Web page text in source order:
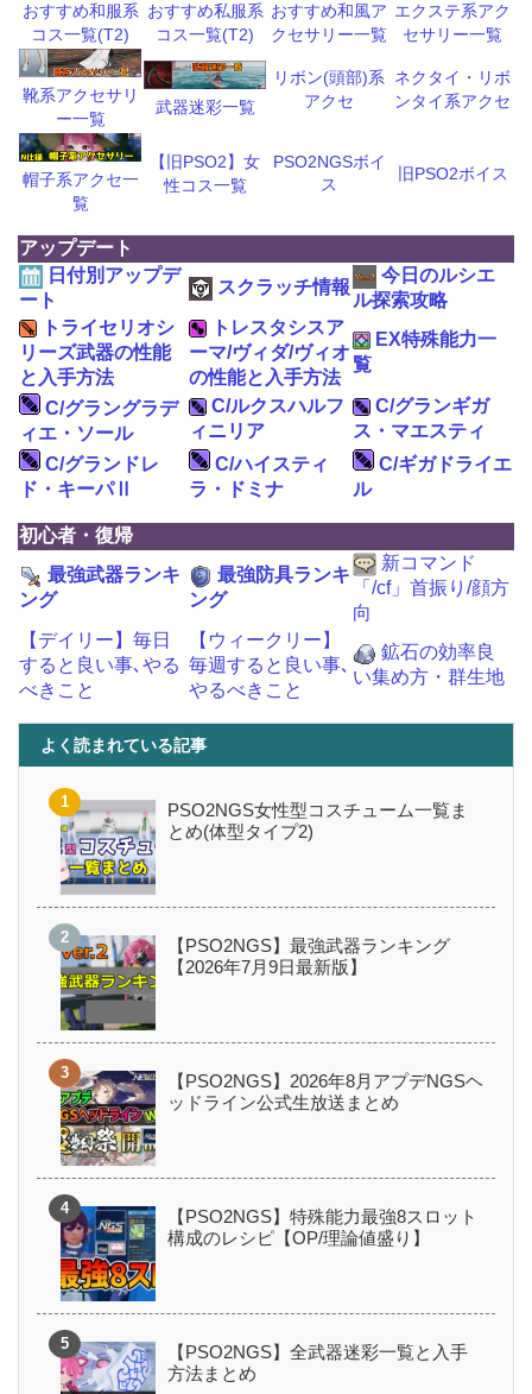
おすすめ和服系
コス一覧(T2)
おすすめ私服系
コス一覧(T2)
おすすめ和風ア
クセサリー一覧
エクステ系アク
セサリー一覧
靴系アクセサリ
ー一覧
武器迷彩一覧
リボン(頭部)系
アクセ
ネクタイ・リボ
ンタイ系アクセ
帽子系アクセ一
覧
【旧PSO2】女
性コス一覧
PSO2NGSボイ
ス
旧PSO2ボイス
アップデート
日付別アップデ
ート
スクラッチ情報
今日のルシエ
ル探索攻略
トライセリオシ
リーズ武器の性能
と入手方法
トレスタシスア
ーマ/ヴィダ/ヴィオ
の性能と入手方法
EX特殊能力一
覧
C/グラングラデ
ィエ・ソール
C/ルクスハルフ
ィニリア
C/グランギガ
ス・マエスティ
C/グランドレ
ド・キーパⅡ
C/ハイスティ
ラ・ドミナ
C/ギガドライエ
ル
初心者・復帰
最強武器ランキ
ング
最強防具ランキ
ング
新コマンド
「/cf」首振り/顔方
向
【デイリー】毎日
すると良い事､やる
べきこと
【ウィークリー】
毎週すると良い事､
やるべきこと
鉱石の効率良
い集め方・群生地
よく読まれている記事
PSO2NGS女性型コスチューム一覧ま
とめ(体型タイプ2)
【PSO2NGS】最強武器ランキング
【2026年7月9日最新版】
【PSO2NGS】2026年8月アプデNGSヘ
ッドライン公式生放送まとめ
【PSO2NGS】特殊能力最強8スロット
構成のレシピ【OP/理論値盛り】
【PSO2NGS】全武器迷彩一覧と入手
方法まとめ